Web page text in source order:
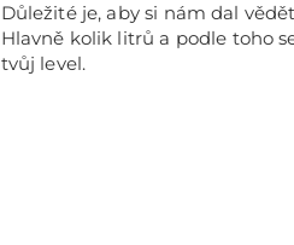
Důležité je, aby si nám dal
Hlavně kolik litrů a podle toho
tvůj level.